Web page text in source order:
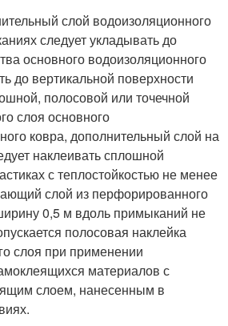
слой водоизоляционного
следует укладывать до
основного водоизоляционного
до вертикальной поверхности
полосовой или точечной
слоя основного
ковра, дополнительный слой на
наклеивать сплошной
с теплостойкостью не менее
слой из перфорированного
0,5 м вдоль примыканий не
полосовая наклейка
слоя при применении
материалов с
слоем, нанесенным в